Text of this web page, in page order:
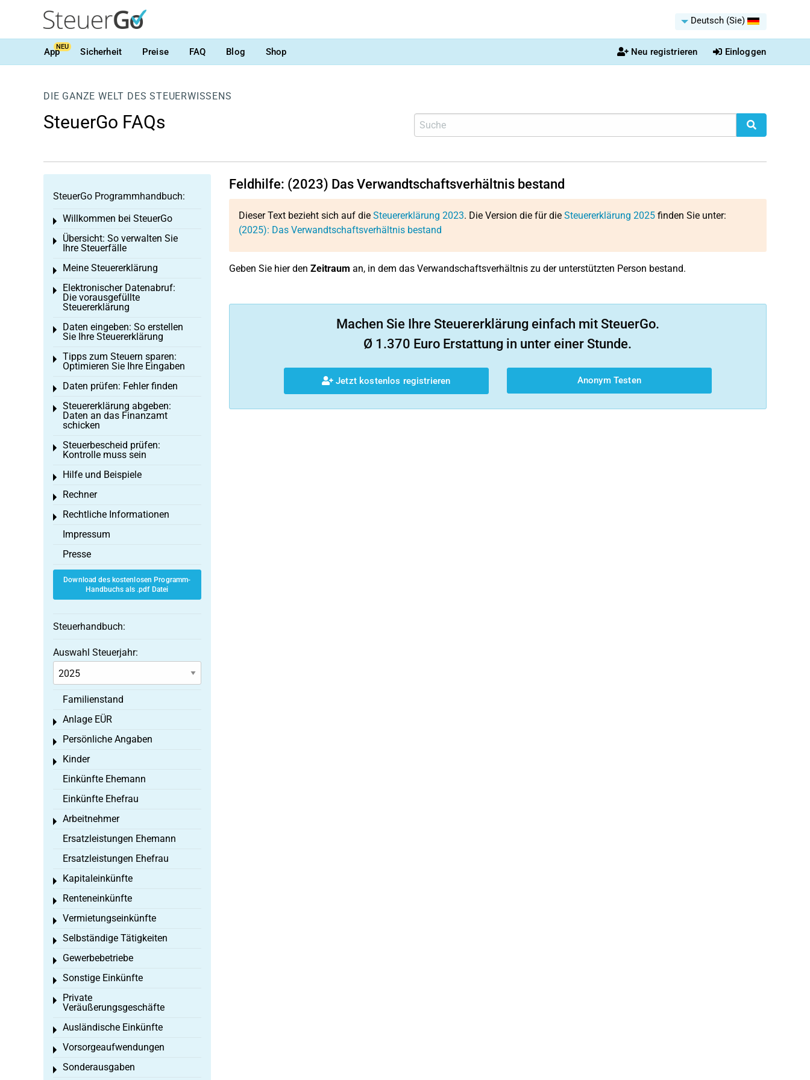
Deutsch (Sie)
AppNEU Sicherheit Preise FAQ Blog Shop Neu registrieren Einloggen
DIE GANZE WELT DES STEUERWISSENS
SteuerGo FAQs
Feldhilfe: (2023) Das Verwandtschaftsverhältnis bestand
Dieser Text bezieht sich auf die Steuererklärung 2023. Die Version die für die Steuererklärung 2025finden Sie unter:
(2025): Das Verwandtschaftsverhältnis bestand
Geben Sie hier den Zeitraum an, in dem das Verwandschaftsverhältnis zu der unterstützten Person bestand.
Machen Sie Ihre Steuererklärung einfach mit SteuerGo.
Ø 1.370 Euro Erstattung in unter einer Stunde.
Jetzt kostenlos registrieren Anonym Testen
SteuerGo Programmhandbuch:
Willkommen bei SteuerGo
Toggle menu
Übersicht: So verwalten Sie
Ihre Steuerfälle
Toggle menu
Meine Steuererklärung
Toggle menu
Elektronischer Datenabruf:
Die vorausgefüllte
Steuererklärung
Toggle menu
Daten eingeben: So erstellen
Sie Ihre Steuererklärung
Toggle menu
Tipps zum Steuern sparen:
Optimieren Sie Ihre Eingaben
Toggle menu
Daten prüfen: Fehler finden
Toggle menu
Steuererklärung abgeben:
Daten an das Finanzamt
schicken
Toggle menu
Steuerbescheid prüfen:
Kontrolle muss sein
Toggle menu
Hilfe und Beispiele
Toggle menu
Rechner
Toggle menu
Rechtliche Informationen
Toggle menu
Impressum
Presse
Download des kostenlosen Programm-
Handbuchs als .pdf Datei
Steuerhandbuch:
Auswahl Steuerjahr:
Familienstand
Anlage EÜR
Toggle menu
Persönliche Angaben
Toggle menu
Kinder
Toggle menu
Einkünfte Ehemann
Einkünfte Ehefrau
Arbeitnehmer
Toggle menu
Ersatzleistungen Ehemann
Ersatzleistungen Ehefrau
Kapitaleinkünfte
Toggle menu
Renteneinkünfte
Toggle menu
Vermietungseinkünfte
Toggle menu
Selbständige Tätigkeiten
Toggle menu
Gewerbebetriebe
Toggle menu
Sonstige Einkünfte
Toggle menu
Private
Veräußerungsgeschäfte
Toggle menu
Ausländische Einkünfte
Toggle menu
Vorsorgeaufwendungen
Toggle menu
Sonderausgaben
Toggle menu